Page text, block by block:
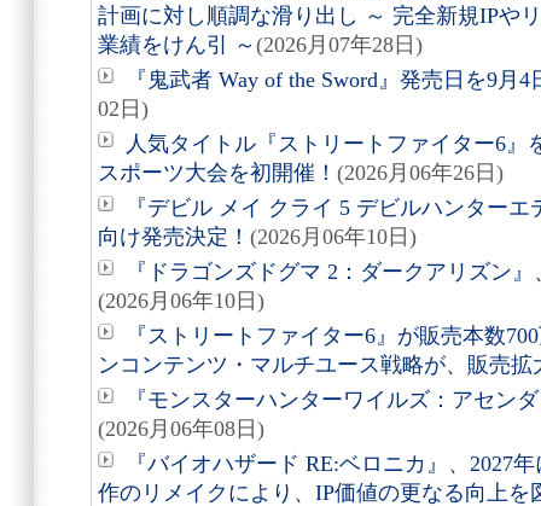
計画に対し順調な滑り出し ～ 完全新規IPや
業績をけん引 ～ (2026月07年28日)
『鬼武者 Way of the Sword』発売日を9月
02日)
人気タイトル『ストリートファイター6』
スポーツ大会を初開催！ (2026月06年26日)
『デビル メイ クライ 5 デビルハンターエ
向け発売決定！ (2026月06年10日)
『ドラゴンズドグマ 2：ダークアリズン
(2026月06年10日)
『ストリートファイター6』が販売本数
ンコンテンツ・マルチユース戦略が、販売拡
『モンスターハンターワイルズ：アセン
(2026月06年08日)
『バイオハザード RE:ベロニカ』、2027
作のリメイクにより、IP価値の更なる向上を